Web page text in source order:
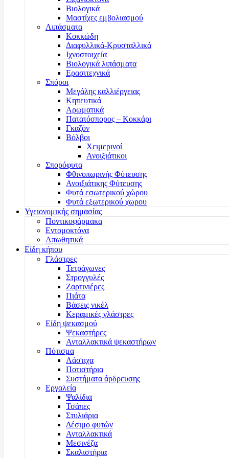
Βιολογικά
Μαστίχες εμβολιασμού
Λιπάσματα
Κοκκώδη
Διαφυλλικά-Κρυσταλλικά
Ιχνοστοιχεία
Βιολογικά λιπάσματα
Ερασιτεχνικά
Σπόροι
Μεγάλης καλλιέργειας
Κηπευτικά
Αρωματικά
Πατατόσπορος – Κοκκάρι
Γκαζόν
Βόλβοι
Χειμερινοί
Ανοιξιάτικοι
Σπορόφυτα
Φθινοπωρινής Φύτευσης
Ανοιξιάτικης Φύτευσης
Φυτά εσωτερικού χώρου
Φυτά εξωτερικού χωρου
Υγειονομικής σημασίας
Ποντικοφάρμακα
Εντομοκτόνα
Απωθητικά
Είδη κήπου
Γλάστρες
Τετράγωνες
Στρογγυλές
Ζαρτινιέρες
Πιάτα
Βάσεις νικέλ
Κεραμικές γλάστρες
Είδη ψεκασμού
Ψεκαστήρες
Ανταλλακτικά ψεκαστήρων
Πότισμα
Λάστιχα
Ποτιστήρια
Συστήματα άρδρευσης
Εργαλεία
Ψαλίδια
Τσάπες
Στυλιάρια
Δέσιμο φυτών
Ανταλλακτικά
Μεσινέζα
Σκαλιστήρια